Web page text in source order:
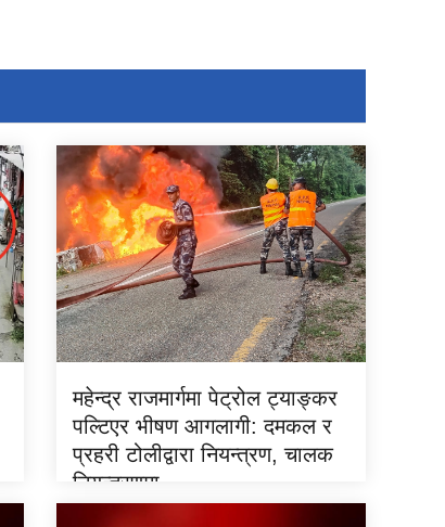
महेन्द्र राजमार्गमा पेट्रोल ट्याङ्कर
पल्टिएर भीषण आगलागी: दमकल र
प्रहरी टोलीद्वारा नियन्त्रण, चालक
नियन्त्रणमा